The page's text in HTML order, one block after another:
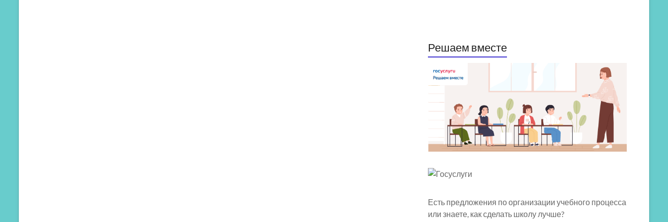
Решаем вместе
Есть предложения по организации учебного процесса
или знаете, как сделать школу лучше?